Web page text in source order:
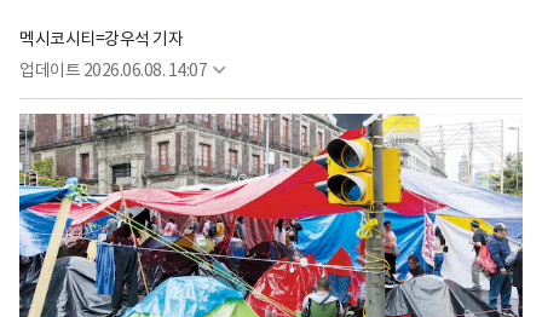
멕시코시티=강우석 기자
업데이트 2026.06.08. 14:07